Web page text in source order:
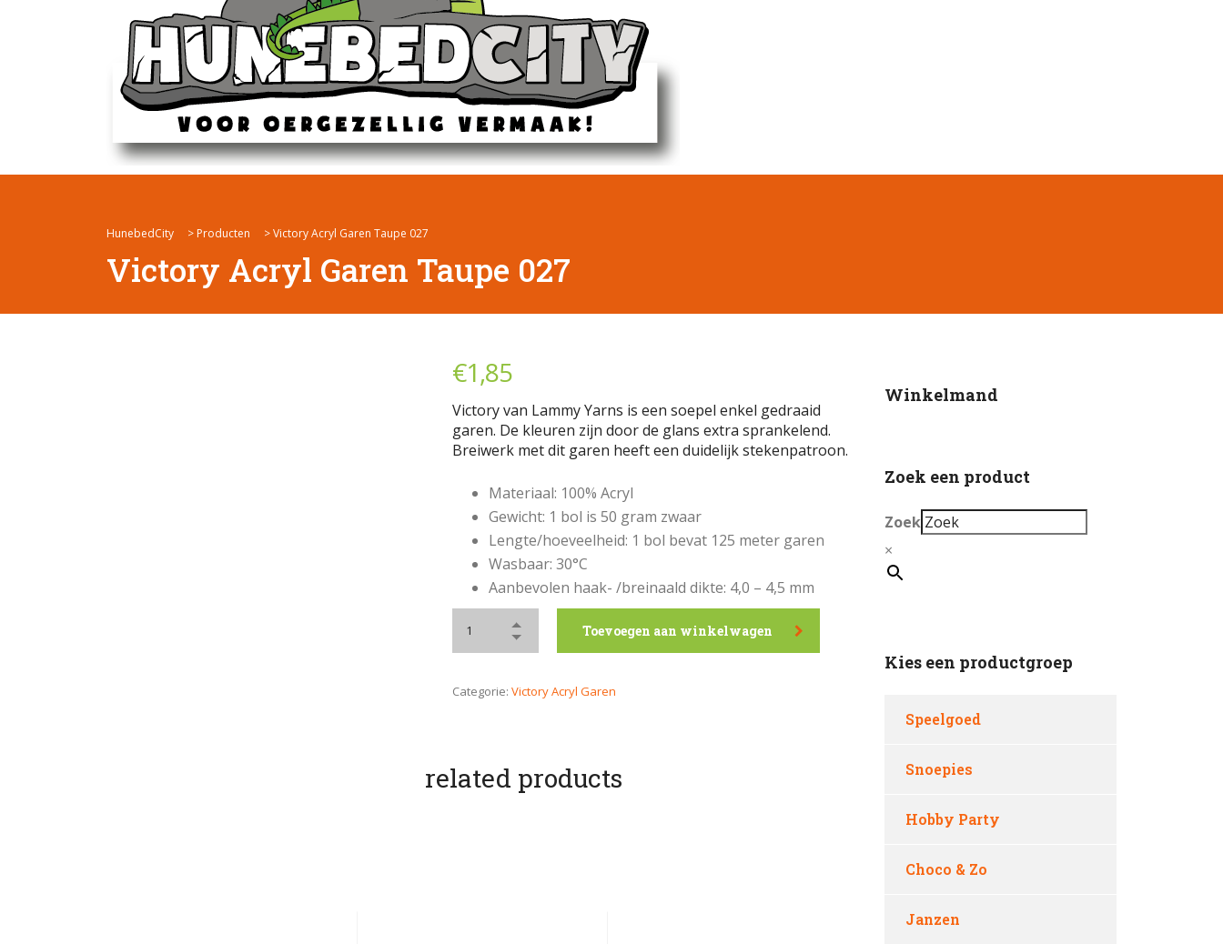
HunebedCity > Producten >Victory Acryl Garen Taupe 027
Victory Acryl Garen Taupe 027
€1,85
Victory van Lammy Yarns is een soepel enkel gedraaid
garen. De kleuren zijn door de glans extra sprankelend.
Breiwerk met dit garen heeft een duidelijk stekenpatroon.
Materiaal: 100% Acryl
Gewicht: 1 bol is 50 gram zwaar
Lengte/hoeveelheid: 1 bol bevat 125 meter garen
Wasbaar: 30°C
Aanbevolen haak- /breinaald dikte: 4,0 – 4,5 mm
Toevoegen aan winkelwagen
Categorie: Victory Acryl Garen
related products
Winkelmand
Zoek een product
Zoek
×
Kies een productgroep
Speelgoed
Snoepies
Hobby Party
Choco & Zo
Janzen